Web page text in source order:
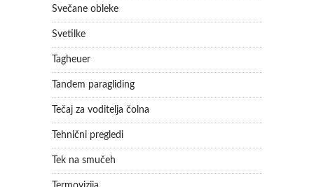
Svečane obleke
Svetilke
Tagheuer
Tandem paragliding
Tečaj za voditelja čolna
Tehnični pregledi
Tek na smučeh